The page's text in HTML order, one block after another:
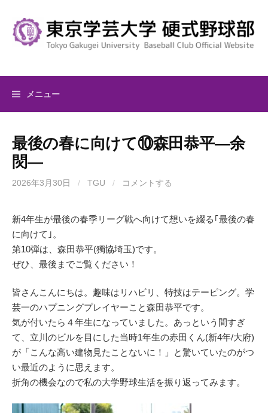
キ
メニュー
最後の春に向けて⑩森田恭平―余
焛―
2026年3月30日 / TGU / コメントする
新4年生が最後の春季リーグ戦へ向けて想いを綴る｢最後の春
に向けて｣。
第10弾は、森田恭平(獨協埼玉)です。
ぜひ、最後までご覧ください！
皆さんこんにちは。趣味はリハビリ、特技はテーピング。学
芸一のハプニングプレイヤーこと森田恭平です。
気が付いたら４年生になっていました。あっという間すぎ
て、立川のビルを目にした当時1年生の赤田くん(新4年/大府)
が「こんな高い建物見たことないに！」と驚いていたのがつ
い最近のように思えます。
折角の機会なので私の大学野球生活を振り返ってみます。